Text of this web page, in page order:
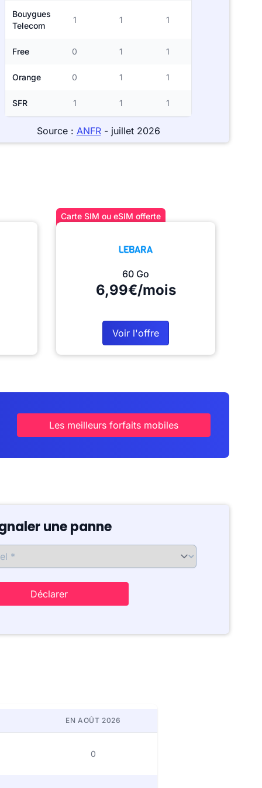
Bouygues
Telecom
1 1 1
Free 0 1 1
Orange 0 1 1
SFR 1 1 1
Source : ANFR- juillet 2026
Carte SIM ou eSIM offerte
60 Go
6,99€/mois
Voir l'offre
Les meilleurs forfaits mobiles
une panne
Déclarer
EN AOÛT 2026
0